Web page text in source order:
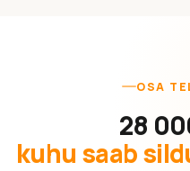
OSA
28
kuhu saab